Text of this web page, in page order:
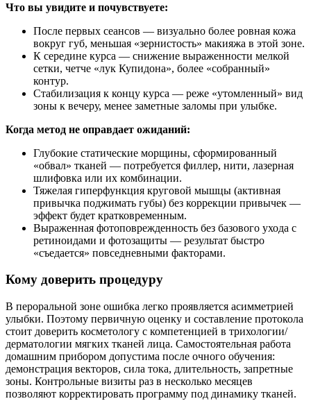
Что вы увидите и почувствуете:
После первых сеансов — визуально более ровная кожа
вокруг губ, меньшая «зернистость» макияжа в этой зоне.
К середине курса — снижение выраженности мелкой
сетки, четче «лук Купидона», более «собранный»
контур.
Стабилизация к концу курса — реже «утомленный» вид
зоны к вечеру, менее заметные заломы при улыбке.
Когда метод не оправдает ожиданий:
Глубокие статические морщины, сформированный
«обвал» тканей — потребуется филлер, нити, лазерная
шлифовка или их комбинации.
Тяжелая гиперфункция круговой мышцы (активная
привычка поджимать губы) без коррекции привычек —
эффект будет кратковременным.
Выраженная фотоповрежденность без базового ухода с
ретиноидами и фотозащиты — результат быстро
«съедается» повседневными факторами.
Кому доверить процедуру
В пероральной зоне ошибка легко проявляется асимметрией
улыбки. Поэтому первичную оценку и составление протокола
стоит доверить косметологу с компетенцией в трихологии/
дерматологии мягких тканей лица. Самостоятельная работа
домашним прибором допустима после очного обучения:
демонстрация векторов, сила тока, длительность, запретные
зоны. Контрольные визиты раз в несколько месяцев
позволяют корректировать программу под динамику тканей.